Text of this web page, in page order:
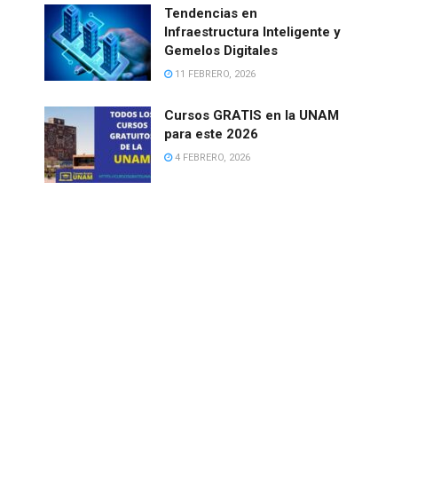
Tendencias en
Infraestructura Inteligente y
Gemelos Digitales
11 FEBRERO, 2026
Cursos GRATIS en la UNAM
para este 2026
4 FEBRERO, 2026